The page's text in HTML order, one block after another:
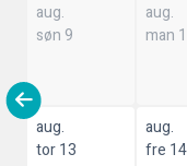
aug.
søn 9
aug.
man
aug.
tor 13
aug.
fre 14